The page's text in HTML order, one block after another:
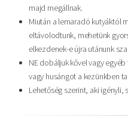
majd megállnak.
Miután a lemaradó kutyáktól
eltávolodtunk, mehetünk
elkezdenek-e újra utánunk
NE dobáljuk kővel vagy
vagy husángot a kezünkben
Lehetőség szerint, aki igényli,